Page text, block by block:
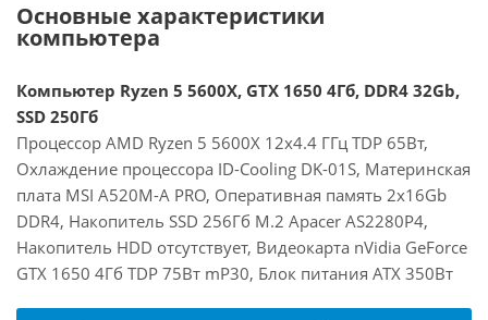
Основные характеристики
компьютера
Компьютер Ryzen 5 5600X, GTX 1650 4Гб, DDR4 32Gb,
SSD 250Гб
Процессор AMD Ryzen 5 5600X 12x4.4 ГГц TDP 65Вт,
Охлаждение процессора ID-Cooling DK-01S, Материнская
плата MSI A520M-A PRO, Оперативная память 2x16Gb
DDR4, Накопитель SSD 256Гб M.2 Apacer AS2280P4,
Накопитель HDD отсутствует, Видеокарта nVidia GeForce
GTX 1650 4Гб TDP 75Вт mP30, Блок питания ATX 350Вт